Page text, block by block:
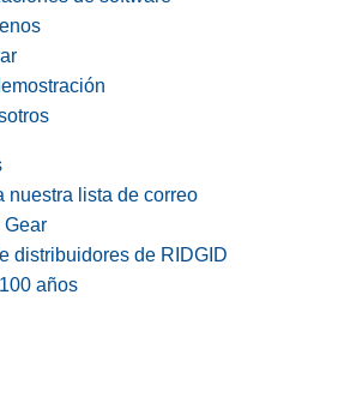
nuestra lista de correo
Gear
distribuidores de RIDGID
años